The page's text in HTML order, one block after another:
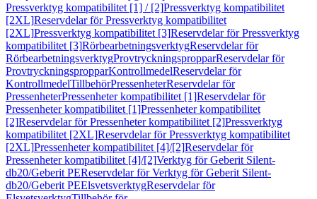
Pressverktyg kompatibilitet [1] / [2]Pressverktyg kompatibilitet
[2XL]Reservdelar för Pressverktyg kompatibilitet
[2XL]Pressverktyg kompatibilitet [3]Reservdelar för Pressverktyg
kompatibilitet [3]RörbearbetningsverktygReservdelar för
RörbearbetningsverktygProvtryckningspropparReservdelar för
ProvtryckningspropparKontrollmedelReservdelar för
KontrollmedelTillbehörPressenheterReservdelar för
PressenheterPressenheter kompatibilitet [1]Reservdelar för
Pressenheter kompatibilitet [1]Pressenheter kompatibilitet
[2]Reservdelar för Pressenheter kompatibilitet [2]Pressverktyg
kompatibilitet [2XL]Reservdelar för Pressverktyg kompatibilitet
[2XL]Pressenheter kompatibilitet [4]/[2]Reservdelar för
Pressenheter kompatibilitet [4]/[2]Verktyg för Geberit Silent-
db20/Geberit PEReservdelar för Verktyg för Geberit Silent-
db20/Geberit PEElsvetsverktygReservdelar för